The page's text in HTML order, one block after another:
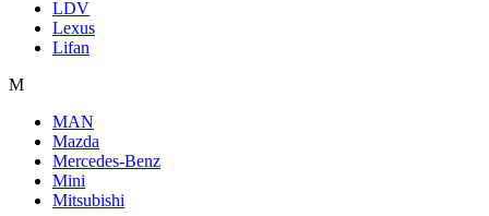
LDV
Lexus
Lifan
M
MAN
Mazda
Mercedes-Benz
Mini
Mitsubishi